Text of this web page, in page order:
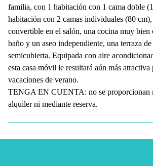
familia, con 1 habitación con 1 cama doble
habitación con 2 camas individuales (80
convertible en el salón, una cocina muy bien
baño y un aseo independiente, una terraza de
semicubierta. Equipada con aire
esta casa móvil le resultará aún más atractiva
vacaciones de verano.
TENGA EN CUENTA: no se proporcionan
alquiler ni mediante reserva.